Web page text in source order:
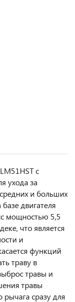
с
ухода за
и больших
двигателя
мощностью 5,5
что является
и
функций
траву в
травы и
травы
сразу для